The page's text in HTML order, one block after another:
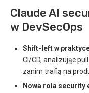
Claude AI
w DevSecOps
Shift-left w
CI/CD, analizując
zanim trafią na
Nowa rola security